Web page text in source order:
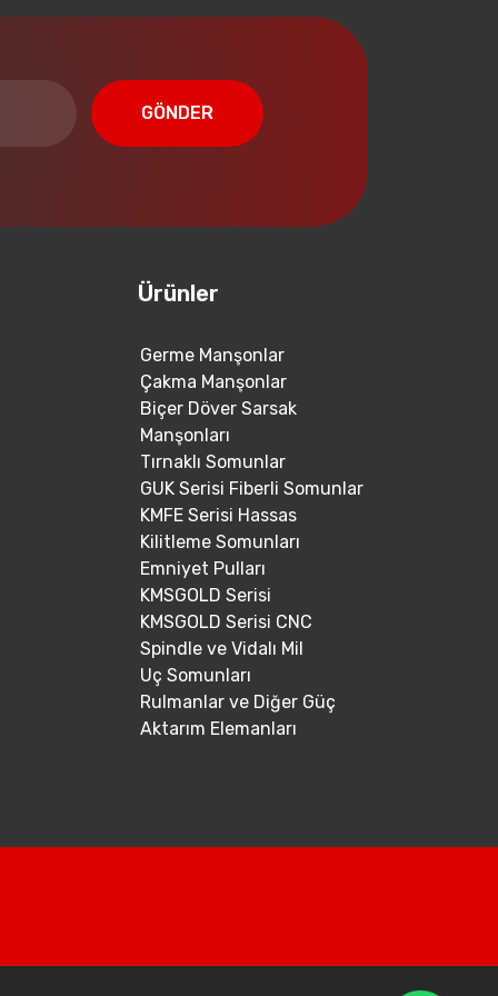
GÖNDER
Ürünler
Germe Manşonlar
Çakma Manşonlar
Biçer Döver Sarsak
Manşonları
Tırnaklı Somunlar
GUK Serisi Fiberli Somunlar
KMFE Serisi Hassas
Kilitleme Somunları
Emniyet Pulları
KMSGOLD Serisi
KMSGOLD Serisi CNC
Spindle ve Vidalı Mil
Uç Somunları
Rulmanlar ve Diğer Güç
Aktarım Elemanları